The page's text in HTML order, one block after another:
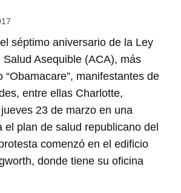
séptimo aniversario de la Ley
Asequible (ACA), más
“Obamacare”, manifestantes de
entre ellas Charlotte,
23 de marzo en una
el plan de salud republicano del
comenzó en el edificio
donde tiene su oficina